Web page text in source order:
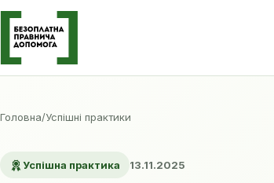
Головна/Успішні практики
Успішна практика 13.11.2025